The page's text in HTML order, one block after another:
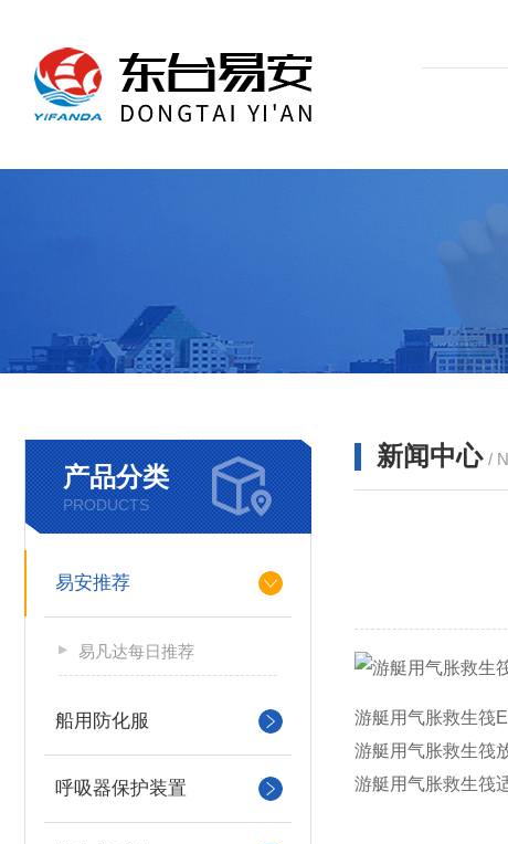
产品分类
PRODUCTS
易安推荐
易凡达每日推荐
船用防化服
呼吸器保护装置
新闻中心 /
游艇用气胀救生筏
游艇用气胀救生筏
游艇用气胀救生筏